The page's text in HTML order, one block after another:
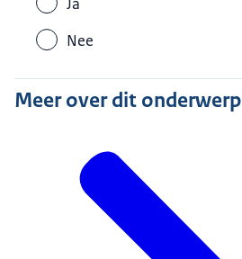
Nee
Meer over dit onderwerp